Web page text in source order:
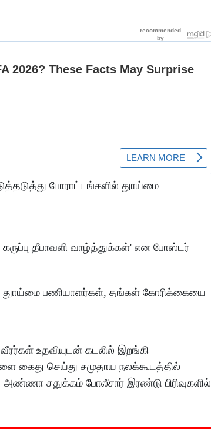
போராட்டங்களில் துாய்மை
தீபாவளி வாழ்த்துக்கள்' என போஸ்டர்
துாய்மை பணியாளர்கள், தங்கள் கோரிக்கையை
உதவியுடன் கடலில் இறங்கி
கைது செய்து சமுதாய நலக்கூடத்தில்
சதுக்கம் போலீசார் இரண்டு பிரிவுகளில்